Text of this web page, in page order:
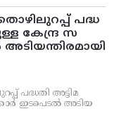
പദ്ധ
കേന്ദ്ര സ
പദ്ധതി അട്ടിമ
ഇടപെടല്‍ അടിയ